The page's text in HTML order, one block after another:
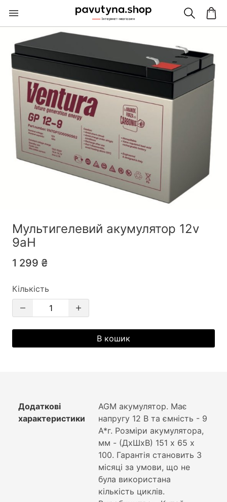
Мультигелевий акумулятор 12v
9aH
1 299 ₴
Кількість
В кошик
Додаткові
характеристики
AGM акумулятор. Має
напругу 12 В та ємність - 9
А*г. Розміри акумулятора,
мм - (ДхШхВ) 151 х 65 х
100. Гарантія становить 3
місяці за умови, що не
була використана
кількість циклів.